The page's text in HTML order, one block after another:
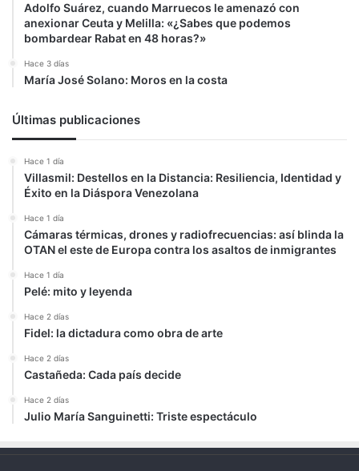
Adolfo Suárez, cuando Marruecos le amenazó con
anexionar Ceuta y Melilla: «¿Sabes que podemos
bombardear Rabat en 48 horas?»
Hace 3 días
María José Solano: Moros en la costa
Últimas publicaciones
Hace 1 día
Villasmil: Destellos en la Distancia: Resiliencia, Identidad y
Éxito en la Diáspora Venezolana
Hace 1 día
Cámaras térmicas, drones y radiofrecuencias: así blinda la
OTAN el este de Europa contra los asaltos de inmigrantes
Hace 1 día
Pelé: mito y leyenda
Hace 2 días
Fidel: la dictadura como obra de arte
Hace 2 días
Castañeda: Cada país decide
Hace 2 días
Julio María Sanguinetti: Triste espectáculo